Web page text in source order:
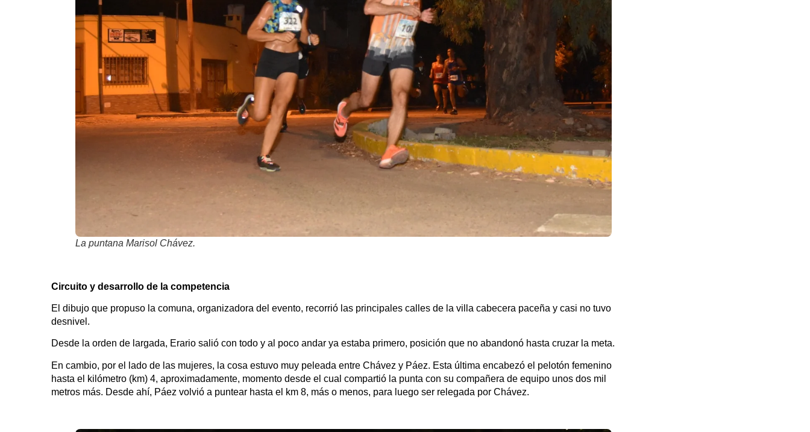
La puntana Marisol Chávez.
Circuito y desarrollo de la competencia
El dibujo que propuso la comuna, organizadora del evento, recorrió las principales calles de la villa cabecera paceña y casi no tuvo
desnivel.
Desde la orden de largada, Erario salió con todo y al poco andar ya estaba primero, posición que no abandonó hasta cruzar la meta.
En cambio, por el lado de las mujeres, la cosa estuvo muy peleada entre Chávez y Páez. Esta última encabezó el pelotón femenino
hasta el kilómetro (km) 4, aproximadamente, momento desde el cual compartió la punta con su compañera de equipo unos dos mil
metros más. Desde ahí, Páez volvió a puntear hasta el km 8, más o menos, para luego ser relegada por Chávez.